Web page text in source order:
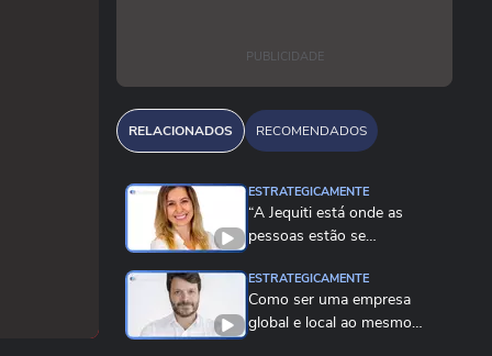
PUBLICIDADE
RELACIONADOS RECOMENDADOS
ESTRATEGICAMENTE
“A Jequiti está onde as
pessoas estão se
ESTRATEGICAMENTE
Como ser uma empresa
global e local ao mesmo